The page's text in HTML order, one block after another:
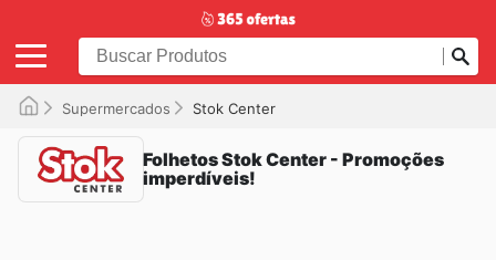
Supermercados Stok Center
Folhetos Stok Center - Promoções
imperdíveis!